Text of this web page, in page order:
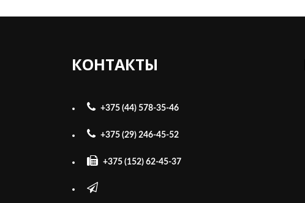
КОНТАКТЫ
+375 (44) 578-35-46
+375 (29) 246-45-52
+375 (152) 62-45-37